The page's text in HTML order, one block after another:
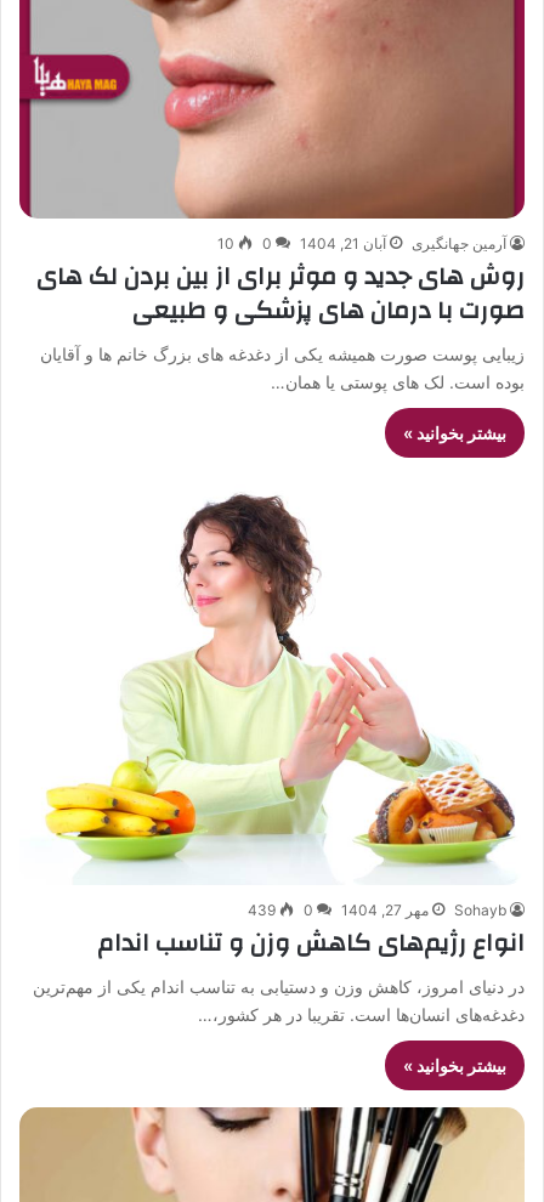
آرمین جهانگیری آبان 21, 1404 0
10
روش های جدید و موثر برای از بین بردن لک های
صورت با درمان های پزشکی و طبیعی
زیبایی پوست صورت همیشه یکی از دغدغه های بزرگ خانم ها و آقایان
بوده است. لک های پوستی یا همان…
بیشتر بخوانید »
Sohayb مهر 27, 1404 0
439
انواع رژیم‌های کاهش وزن و تناسب اندام
در دنیای امروز، کاهش وزن و دستیابی به تناسب اندام یکی از مهم‌ترین
دغدغه‌های انسان‌ها است. تقریبا در هر کشور،…
بیشتر بخوانید »